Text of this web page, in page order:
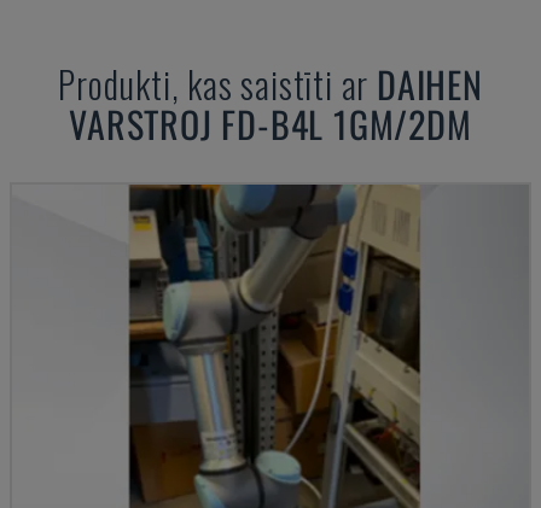
Produkti, kas saistīti ar DAIHEN
VARSTROJ FD-B4L 1GM/2DM